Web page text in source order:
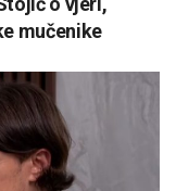
mučenike